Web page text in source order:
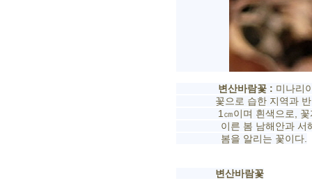
변산바람꽃 : 미나리
꽃으로 습한 지역과 반그
1㎝이며 흰색으로, 꽃자루
이른 봄 남해안과 서해안
봄을 알리는 꽃이다.
변산바람꽃